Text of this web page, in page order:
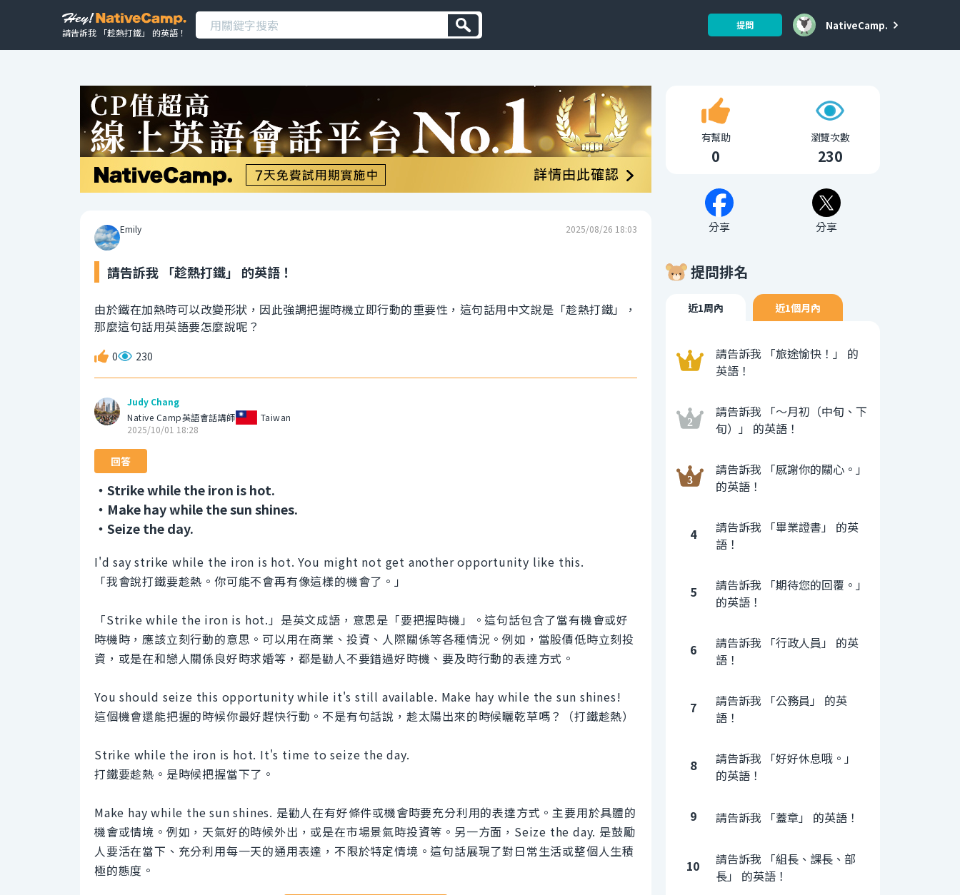
請告訴我 「趁熱打鐵」 的英語！
提問 NativeCamp.
Emily 2025/08/26 18:03
請告訴我 「趁熱打鐵」 的英語！
由於鐵在加熱時可以改變形狀，因此強調把握時機立即行動的重要性，這句話用中文說是「趁熱打鐵」，
那麼這句話用英語要怎麼說呢？
0 230
Judy Chang
Native Camp英語會話講師
Taiwan
2025/10/01 18:28
回答
・Strike while the iron is hot.
・Make hay while the sun shines.
・Seize the day.
I'd say strike while the iron is hot. You might not get another opportunity like this.
「我會說打鐵要趁熱。你可能不會再有像這樣的機會了。」
「Strike while the iron is hot.」是英文成語，意思是「要把握時機」。這句話包含了當有機會或好
時機時，應該立刻行動的意思。可以用在商業、投資、人際關係等各種情況。例如，當股價低時立刻投
資，或是在和戀人關係良好時求婚等，都是勸人不要錯過好時機、要及時行動的表達方式。
You should seize this opportunity while it's still available. Make hay while the sun shines!
這個機會還能把握的時候你最好趕快行動。不是有句話說，趁太陽出來的時候曬乾草嗎？（打鐵趁熱）
Strike while the iron is hot. It's time to seize the day.
打鐵要趁熱。是時候把握當下了。
Make hay while the sun shines. 是勸人在有好條件或機會時要充分利用的表達方式。主要用於具體的
機會或情境。例如，天氣好的時候外出，或是在市場景氣時投資等。另一方面，Seize the day. 是鼓勵
人要活在當下、充分利用每一天的通用表達，不限於特定情境。這句話展現了對日常生活或整個人生積
極的態度。
有幫助
0
瀏覽次數
230
分享 分享
提問排名
近1周內 近1個月內
請告訴我 「旅途愉快！」 的
英語！
請告訴我 「〜月初（中旬、下
旬）」 的英語！
請告訴我 「感謝你的關心。」
的英語！
4
請告訴我 「畢業證書」 的英
語！
5
請告訴我 「期待您的回覆。」
的英語！
6
請告訴我 「行政人員」 的英
語！
7
請告訴我 「公務員」 的英
語！
8
請告訴我 「好好休息哦。」
的英語！
9 請告訴我 「蓋章」 的英語！
10
請告訴我 「組長、課長、部
長」 的英語！